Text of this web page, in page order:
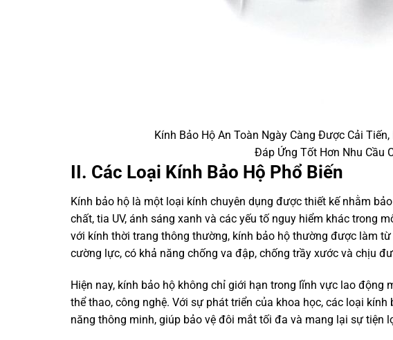
Kính Bảo Hộ An Toàn Ngày Càng Được Cải
Đáp Ứng Tốt Hơn Nhu Cầu
II. Các Loại Kính Bảo Hộ Phổ Biến
Kính bảo hộ là một loại kính chuyên dụng được thiết kế nhằm
chất, tia UV, ánh sáng xanh và các yếu tố nguy hiểm khác trong
với kính thời trang thông thường, kính bảo hộ thường được làm
cường lực, có khả năng chống va đập, chống trầy xước và chịu
Hiện nay, kính bảo hộ không chỉ giới hạn trong lĩnh vực lao động
thể thao, công nghệ. Với sự phát triển của khoa học, các loại
năng thông minh, giúp bảo vệ đôi mắt tối đa và mang lại sự tiện